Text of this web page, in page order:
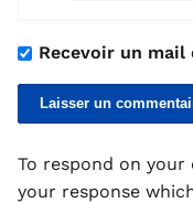
Recevoir un
To respond on
your response